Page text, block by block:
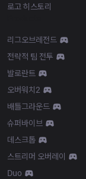
로고 히스토리
리그오브레전드
전략적 팀 전투
발로란트
오버워치2
배틀그라운드
슈퍼바이브
데스크톱
스트리머 오버레이
Duo